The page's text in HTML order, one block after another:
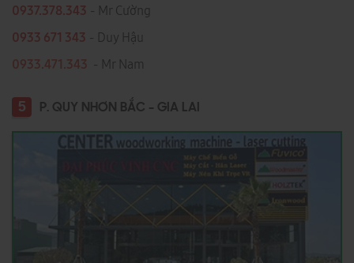
0937.378.343 - Mr Cường
0933 671 343 - Duy Hậu
0933.471.343 - Mr Nam
5 P. QUY NHƠN BẮC - GIA LAI